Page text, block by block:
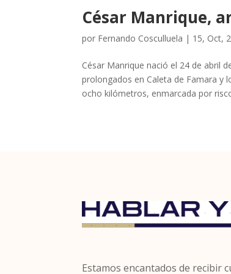
César Manrique,
por Fernando Cosculluela | 15, Oct,
César Manrique nació el 24 de abril
prolongados en Caleta de Famara y
ocho kilómetros, enmarcada por
Estamos encantados de recibir